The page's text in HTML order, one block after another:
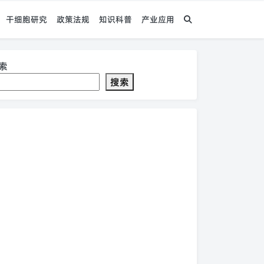
干细胞研究 政策法规 知识科普 产业应用
搜索